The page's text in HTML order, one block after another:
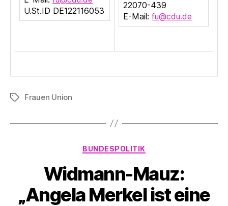
U.St.ID DE122116053
22070-439
E-Mail: fu@cdu.de
Schlagwörter
Frauen Union
Kategorien
BUNDESPOLITIK
Widmann-Mauz:
„Angela Merkel ist eine